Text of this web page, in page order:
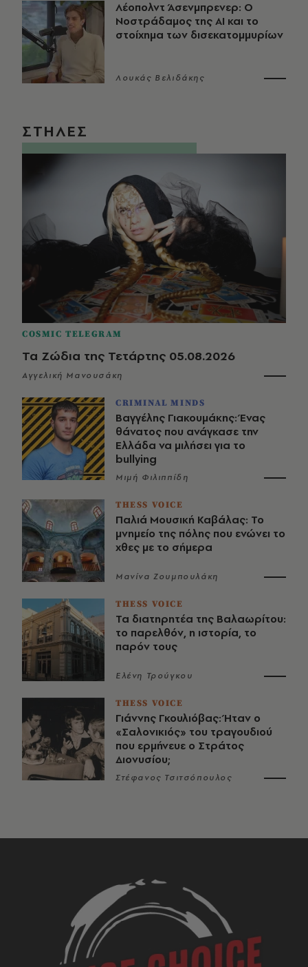
Λέοπολντ Άσενμπρενερ: Ο
Νοστράδαμος της AI και το
στοίχημα των δισεκατομμυρίων
Λουκάς Βελιδάκης
ΣΤΗΛΕΣ
COSMIC TELEGRAM
Τα Ζώδια της Τετάρτης 05.08.2026
Αγγελική Μανουσάκη
CRIMINAL MINDS
Βαγγέλης Γιακουμάκης: Ένας
θάνατος που ανάγκασε την
Ελλάδα να μιλήσει για το
bullying
Μιμή Φιλιππίδη
THESS VOICE
Παλιά Μουσική Καβάλας: Το
μνημείο της πόλης που ενώνει το
χθες με το σήμερα
Μανίνα Ζουμπουλάκη
THESS VOICE
Τα διατηρητέα της Βαλαωρίτου:
το παρελθόν, η ιστορία, το
παρόν τους
Ελένη Τρούγκου
THESS VOICE
Γιάννης Γκουλιόβας: Ήταν ο
«Σαλονικιός» του τραγουδιού
που ερμήνευε ο Στράτος
Διονυσίου;
Στέφανος Τσιτσόπουλος